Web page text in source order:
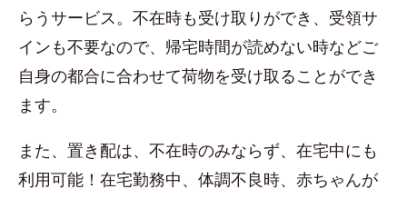
らうサービス。不在時も受け取りができ、受領サ
インも不要なので、帰宅時間が読めない時などご
自身の都合に合わせて荷物を受け取ることができ
ます。
また、置き配は、不在時のみならず、在宅中にも
利用可能！在宅勤務中、体調不良時、赤ちゃんが